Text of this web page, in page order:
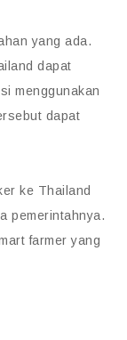
yang ada.
dapat
menggunakan
dapat
ke Thailand
pemerintahnya.
farmer yang